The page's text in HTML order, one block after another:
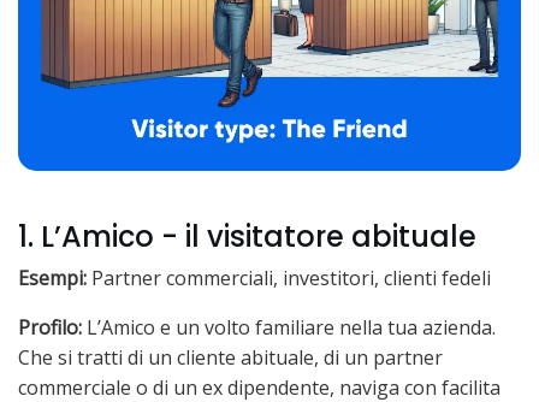
1. L’Amico - il visitatore abituale
Esempi: Partner commerciali, investitori, clienti fedeli
Profilo: L’Amico e un volto familiare nella tua azienda.
Che si tratti di un cliente abituale, di un partner
commerciale o di un ex dipendente, naviga con facilita